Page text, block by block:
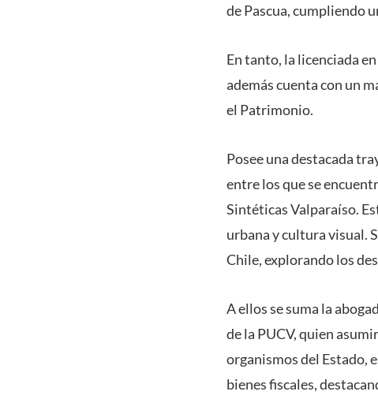
de Pascua, cumpliendo
En tanto, la licenciada
además cuenta con un
el Patrimonio.
Posee una destacada
entre los que se
Sintéticas Valparaíso.
urbana y cultura visual.
Chile, explorando los
A ellos se suma la
de la PUCV, quien
organismos del Estado,
bienes fiscales,